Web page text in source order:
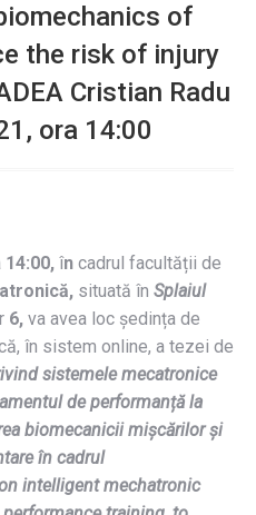
of
the risk of injury
Cristian Radu
ora 14:00
14:00, în cadrul facultății de
situată în Splaiul
6, va avea loc ședința de
în sistem online, a tezei de
sistemele mecatronice
de performanță la
biomecanicii mișcărilor și
în cadrul
intelligent mechatronic